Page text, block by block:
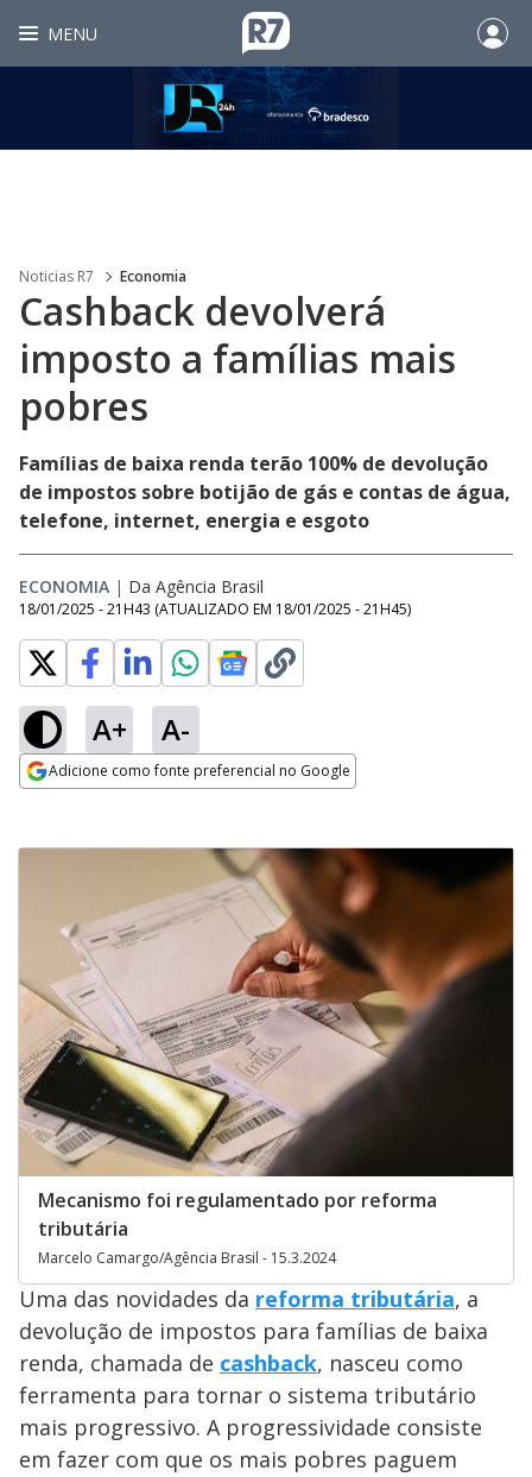
MENU
Noticias R7 Economia
Cashback devolverá
imposto a famílias mais
pobres
Famílias de baixa renda terão 100% de devolução
de impostos sobre botijão de gás e contas de água,
telefone, internet, energia e esgoto
ECONOMIA | Da Agência Brasil
18/01/2025 - 21H43 (ATUALIZADO EM 18/01/2025 - 21H45)
A+ A-
Adicione como fonte preferencial no Google
Mecanismo foi regulamentado por reforma
tributária
Marcelo Camargo/Agência Brasil - 15.3.2024
Uma das novidades da reforma tributária, a
devolução de impostos para famílias de baixa
renda, chamada de cashback, nasceu como
ferramenta para tornar o sistema tributário
mais progressivo. A progressividade consiste
em fazer com que os mais pobres paguem